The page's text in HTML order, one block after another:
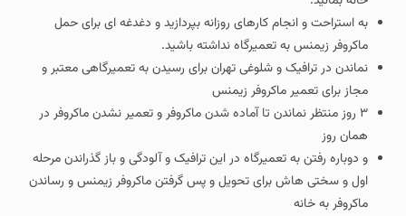
به استراحت و انجام کارهای روزانه بپردازید و دغدغه ای برای حمل
ماکروفر زیمنس به تعمیرگاه نداشته باشید.
نماندن در ترافیک و شلوغی تهران برای رسیدن به تعمیرگاهی معتبر و
مجاز برای تعمیر ماکروفر زیمنس
۳ روز منتظر نماندن تا آماده شدن ماکروفر و تعمیر نشدن ماکروفر در
همان روز
و دوباره رفتن به تعمیرگاه در این ترافیک و آلودگی و باز گذراندن مرحله
اول و سختی هاش برای تحویل و پس گرفتن ماکروفر زیمنس و رساندن
ماکروفر به خانه